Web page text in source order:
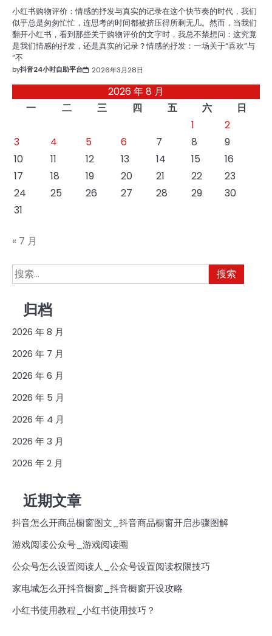
小红书购物评价：情感的抒发与真实的记录在这个快节奏的时代，我们
似乎总是匆匆忙忙，连思考的时间都被挤压得所剩无几。然而，当我们
翻开小红书，看到那些关于购物评价的文字时，我总不禁想问：这究竟
是我们情感的抒发，还是真实的记录？情感的抒发：一场关于“喜欢”与
“不
by抖音24小时自助平台 2026年3月28日
2026 年 8 月
一
二 三 四 五 六
日
1
2
3
4 5 6 7 8
9
10
11 12 13 14 15
16
17
18 19 20 21 22
23
24
25 26 27 28 29
30
31
« 7 月
搜
索：
归档
2026 年 8 月
2026 年 7 月
2026 年 6 月
2026 年 5 月
2026 年 4 月
2026 年 3 月
2026 年 2 月
近期文章
抖音怎么开商品橱窗图文_抖音商品橱窗开启步骤图解
游戏阅读公众号_游戏阅读圈
公众号怎么设置阅读人_公众号设置阅读权限技巧
家电城怎么开抖音橱窗_抖音橱窗开设攻略
小红书使用教程_小红书使用技巧？